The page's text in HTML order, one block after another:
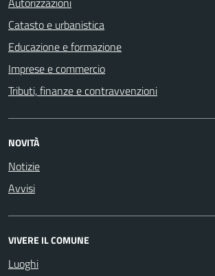
Catasto e urbanistica
Educazione e formazione
Imprese e commercio
Tributi, finanze e contravvenzioni
NOVITÀ
Notizie
Avvisi
VIVERE IL COMUNE
Luoghi